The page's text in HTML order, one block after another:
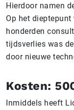
Hierdoor namen
Op het dieptepunt
honderden
tijdsverlies was
door nieuwe
Kosten:
Inmiddels heeft